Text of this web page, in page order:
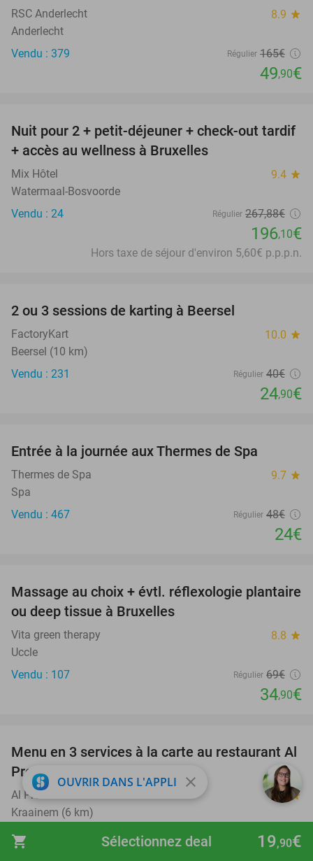
shopping_cart 19,90€
Sélectionnez deal
RSC Anderlecht 8.9 star
Anderlecht
Vendu : 379
Régulier 165€
49,90€
27%
Nuit pour 2 + petit-déjeuner + check-out tardif
+ accès au wellness à Bruxelles
Mix Hôtel 9.4 star
Watermaal-Bosvoorde
Vendu : 24
Régulier 267,88€
196,10€
Hors taxe de séjour d'environ 5,60€ p.p.p.n.
2 ou 3 sessions de karting à Beersel
FactoryKart 10.0 star
Beersel (10 km)
Vendu : 231
Régulier 40€
24,90€
Entrée à la journée aux Thermes de Spa
Thermes de Spa 9.7 star
Spa
Vendu : 467
Régulier 48€
24€
49%
Massage au choix + évtl. réflexologie plantaire
ou deep tissue à Bruxelles
Vita green therapy 8.8 star
Uccle
Vendu : 107
Régulier 69€
34,90€
38%
Menu en 3 services à la carte au restaurant Al
Pronto
Al Pronto 9.0star
Kraainem (6 km)
Vendu : 45
44 ,55
27
OUVRIR DANS L'APPLI close